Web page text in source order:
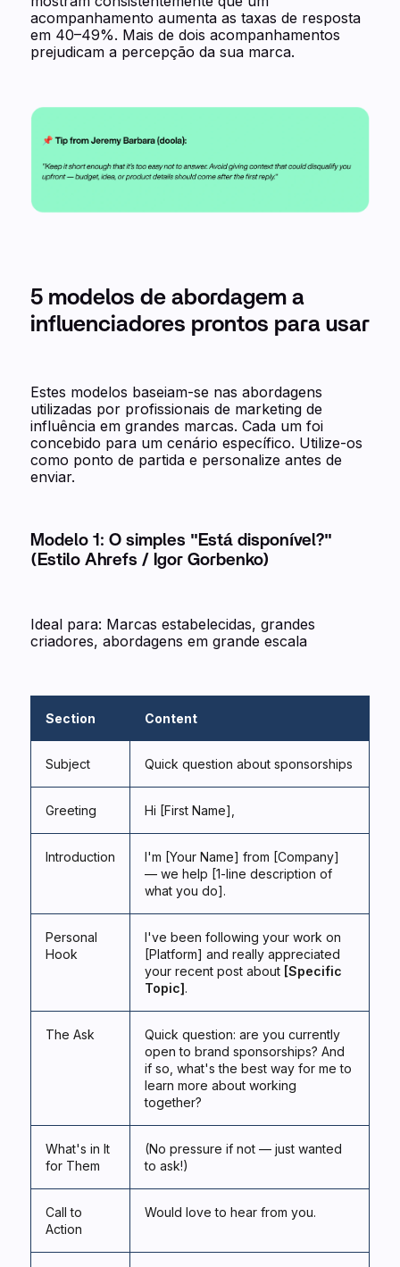
acompanhamento aumenta as taxas de resposta
em 40–49%. Mais de dois acompanhamentos
prejudicam a percepção da sua marca.
5 modelos de abordagem a
influenciadores prontos para usar
Estes modelos baseiam-se nas abordagens
utilizadas por profissionais de marketing de
influência em grandes marcas. Cada um foi
concebido para um cenário específico. Utilize-os
como ponto de partida e personalize antes de
enviar.
Modelo 1: O simples "Está disponível?"
(Estilo Ahrefs / Igor Gorbenko)
Ideal para: Marcas estabelecidas, grandes
criadores, abordagens em grande escala
Section Content
Subject Quick question about sponsorships
Greeting Hi [First Name],
Introduction
I'm [Your Name] from [Company]
— we help [1-line description of
what you do].
Personal
Hook
I've been following your work on
[Platform] and really appreciated
your recent post about [Specific
Topic].
The Ask
Quick question: are you currently
open to brand sponsorships? And
if so, what's the best way for me to
learn more about working
together?
What's in It
for Them
(No pressure if not — just wanted
to ask!)
Call to
Action
Would love to hear from you.